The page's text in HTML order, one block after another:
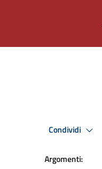
Condividi
Argomenti: